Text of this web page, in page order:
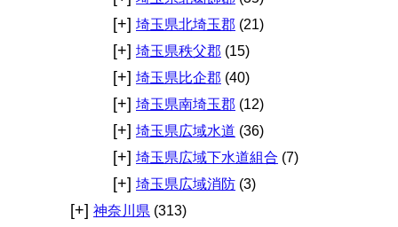
[+] 埼玉県北埼玉郡 (21)
[+] 埼玉県秩父郡 (15)
[+] 埼玉県比企郡 (40)
[+] 埼玉県南埼玉郡 (12)
[+] 埼玉県広域水道 (36)
[+] 埼玉県広域下水道組合 (7)
[+] 埼玉県広域消防 (3)
[+] 神奈川県 (313)